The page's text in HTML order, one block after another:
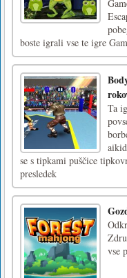
boste igrali vse te igre
Ta
se s tipkami puščice
presledek
vse